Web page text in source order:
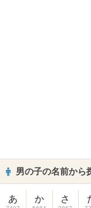
男の子の名前から
あ か さ